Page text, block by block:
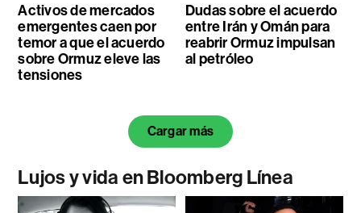
Activos de mercados
emergentes caen por
temor a que el acuerdo
sobre Ormuz eleve las
tensiones
Dudas sobre el acuerdo
entre Irán y Omán para
reabrir Ormuz impulsan
al petróleo
Cargar más
Lujos y vida en Bloomberg Línea